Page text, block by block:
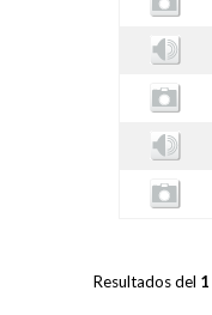
Resultados del 1